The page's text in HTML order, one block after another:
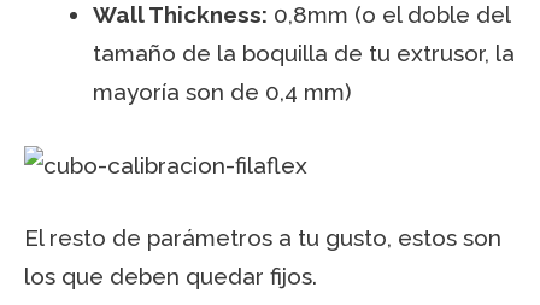
Wall Thickness: 0,8mm (o el doble del
tamaño de la boquilla de tu extrusor, la
mayoría son de 0,4 mm)
El resto de parámetros a tu gusto, estos son
los que deben quedar fijos.